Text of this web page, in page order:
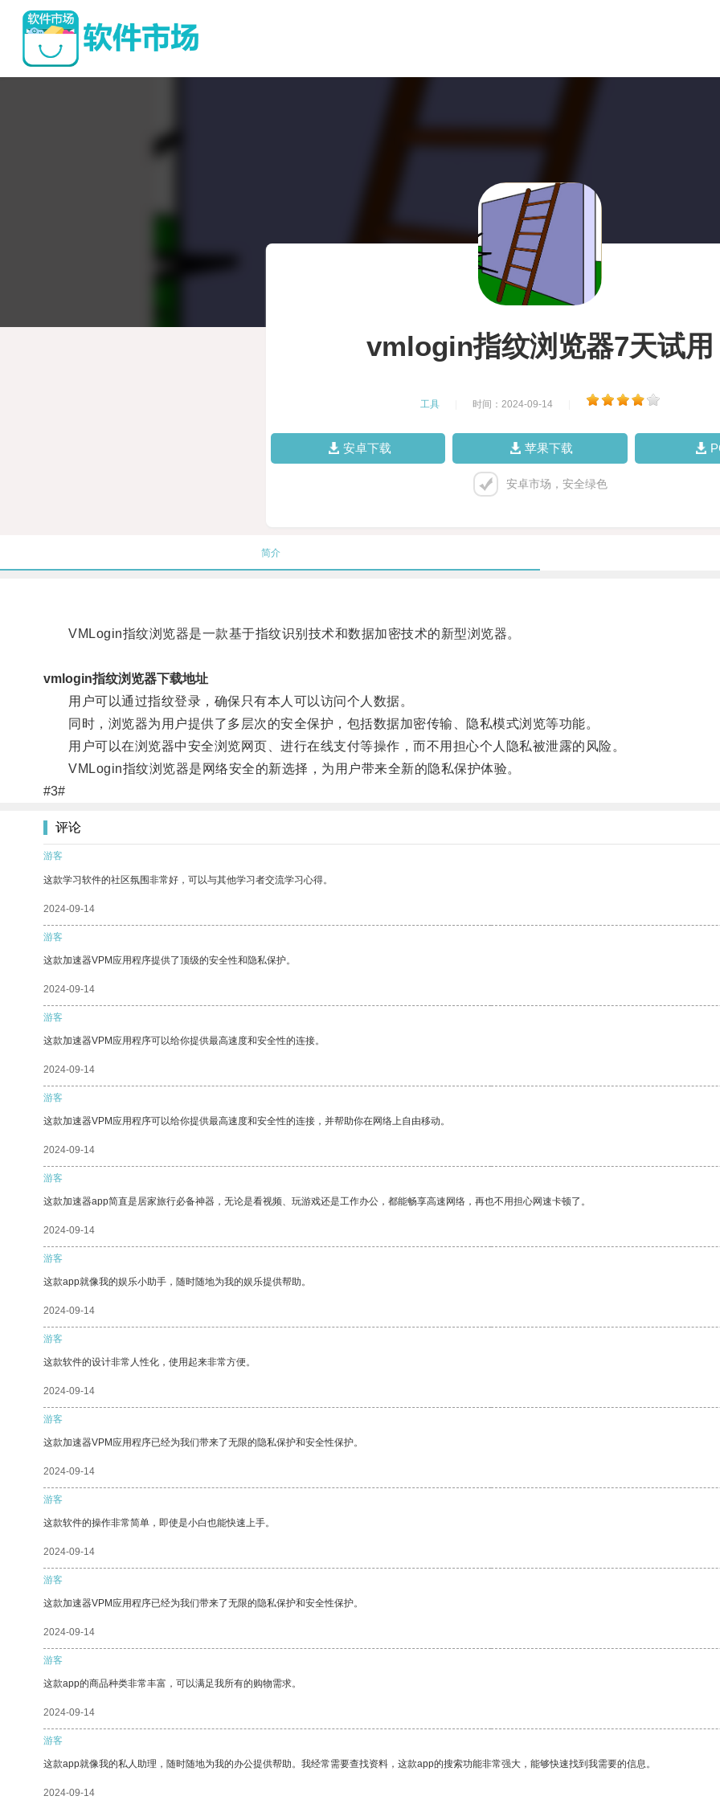
vmlogin指纹浏览器7天试用
工具 时间：2024-09-14
安卓下载 苹果下载
安卓市场，安全绿色
简介
VMLogin指纹浏览器是一款基于指纹识别技术和数据加密技术的新型浏览器。
vmlogin指纹浏览器下载地址
用户可以通过指纹登录，确保只有本人可以访问个人数据。
同时，浏览器为用户提供了多层次的安全保护，包括数据加密传输、隐私模式浏览等功能。
用户可以在浏览器中安全浏览网页、进行在线支付等操作，而不用担心个人隐私被泄露的风险。
VMLogin指纹浏览器是网络安全的新选择，为用户带来全新的隐私保护体验。
#3#
评论
游客
这款学习软件的社区氛围非常好，可以与其他学习者交流学习心得。
2024-09-14
游客
这款加速器VPM应用程序提供了顶级的安全性和隐私保护。
2024-09-14
游客
这款加速器VPM应用程序可以给你提供最高速度和安全性的连接。
2024-09-14
游客
这款加速器VPM应用程序可以给你提供最高速度和安全性的连接，并帮助你在网络上自由移动。
2024-09-14
游客
这款加速器app简直是居家旅行必备神器，无论是看视频、玩游戏还是工作办公，都能畅享高速网络，再也不用担心网速卡顿了。
2024-09-14
游客
这款app就像我的娱乐小助手，随时随地为我的娱乐提供帮助。
2024-09-14
游客
这款软件的设计非常人性化，使用起来非常方便。
2024-09-14
游客
这款加速器VPM应用程序已经为我们带来了无限的隐私保护和安全性保护。
2024-09-14
游客
这款软件的操作非常简单，即使是小白也能快速上手。
2024-09-14
游客
这款加速器VPM应用程序已经为我们带来了无限的隐私保护和安全性保护。
2024-09-14
游客
这款app的商品种类非常丰富，可以满足我所有的购物需求。
2024-09-14
游客
这款app就像我的私人助理，随时随地为我的办公提供帮助。我经常需要查找资料，这款app的搜索功能非常强大，能够快速找到我需要的信息。
2024-09-14